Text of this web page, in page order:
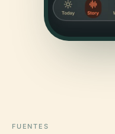
FUENTES